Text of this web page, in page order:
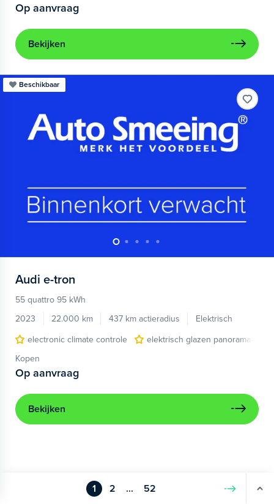
Op aanvraag
Bekijken
Beschikbaar
Audi e-tron
55 quattro 95 kWh
2023
22.000 km 437 km actieradius
Elektrisch
electronic climate controle
elektrisch glazen panorama-dak
Kopen
Op aanvraag
Bekijken
1 2 ... 52 Volgende